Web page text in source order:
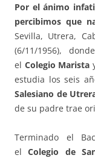
Por el ánimo
percibimos que
Sevilla, Utrera,
(6/11/1956),
el Colegio Marista
estudia los seis
Salesiano de
de su padre trae
Terminado el
elColegio de